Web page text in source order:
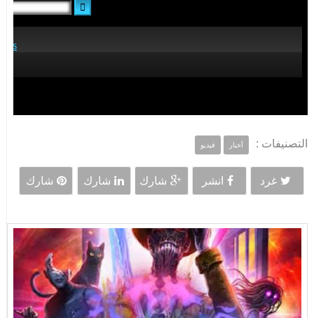
التصنيفات : أخبار فيديو
غرد انشر شارك شارك شارك